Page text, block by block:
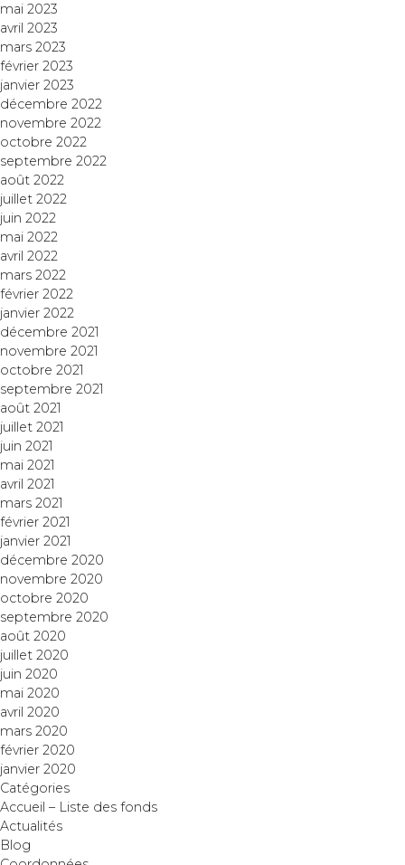
mai 2023
avril 2023
mars 2023
février 2023
janvier 2023
décembre 2022
novembre 2022
octobre 2022
septembre 2022
août 2022
juillet 2022
juin 2022
mai 2022
avril 2022
mars 2022
février 2022
janvier 2022
décembre 2021
novembre 2021
octobre 2021
septembre 2021
août 2021
juillet 2021
juin 2021
mai 2021
avril 2021
mars 2021
février 2021
janvier 2021
décembre 2020
novembre 2020
octobre 2020
septembre 2020
août 2020
juillet 2020
juin 2020
mai 2020
avril 2020
mars 2020
février 2020
janvier 2020
Catégories
Accueil – Liste des fonds
Actualités
Blog